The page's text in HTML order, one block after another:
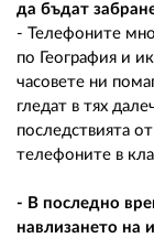
да бъдат
- Телефоните
по География и
часовете ни
гледат в тях
последствията
телефоните в
- В последно
навлизането на